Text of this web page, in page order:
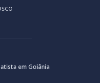
em Goiânia